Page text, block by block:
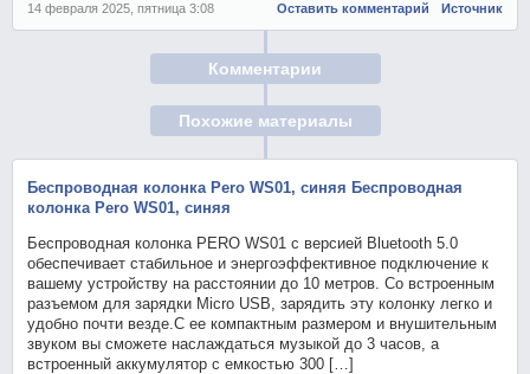
14 февраля 2025, пятница 3:08 Оставить комментарий Источник
Комментарии
Похожие материалы
Беспроводная колонка Pero WS01, синяя Беспроводная
колонка Pero WS01, синяя
Беспроводная колонка PERO WS01 с версией Bluetooth 5.0
обеспечивает стабильное и энергоэффективное подключение к
вашему устройству на расстоянии до 10 метров. Со встроенным
разъемом для зарядки Micro USB, зарядить эту колонку легко и
удобно почти везде.С ее компактным размером и внушительным
звуком вы сможете наслаждаться музыкой до 3 часов, а
встроенный аккумулятор с емкостью 300 […]